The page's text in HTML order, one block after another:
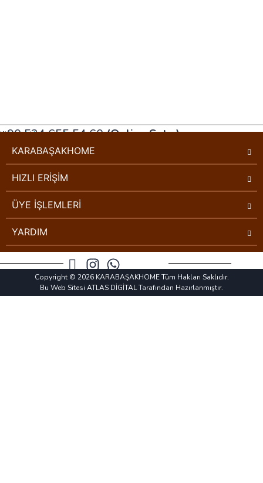
+90 534 655 54 60(Online Satış)
Müşteri Hizmetleri
KARABAŞAKHOME
HIZLI ERİŞİM
ÜYE İŞLEMLERİ
YARDIM
Copyright © 2026 KARABAŞAKHOME Tüm Hakları Saklıdır.
Bu Web Sitesi ATLAS DİGİTAL Tarafından Hazırlanmıştır.